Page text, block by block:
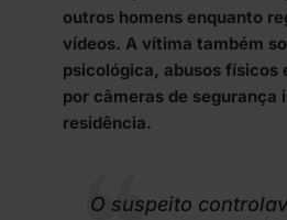
outros homens enquanto
vídeos. A vítima também
psicológica, abusos físicos
por câmeras de segurança
residência.
O suspeito